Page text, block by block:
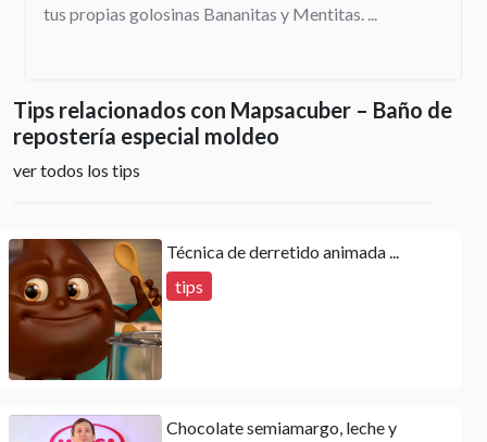
tus propias golosinas Bananitas y Mentitas. ...
Tips relacionados con Mapsacuber – Baño de
repostería especial moldeo
ver todos los tips
Técnica de derretido animada ...
tips
Chocolate semiamargo, leche y